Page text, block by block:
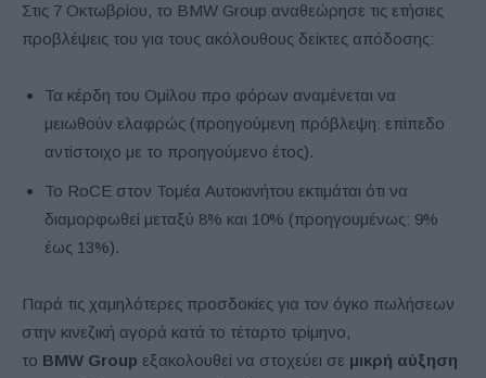
Στις 7 Οκτωβρίου, το BMW Group αναθεώρησε τις ετήσιες
προβλέψεις του για τους ακόλουθους δείκτες απόδοσης:
Τα κέρδη του Ομίλου προ φόρων αναμένεται να
μειωθούν ελαφρώς (προηγούμενη πρόβλεψη: επίπεδο
αντίστοιχο με το προηγούμενο έτος).
Το RoCE στον Τομέα Αυτοκινήτου εκτιμάται ότι να
διαμορφωθεί μεταξύ 8% και 10% (προηγουμένως: 9%
έως 13%).
Παρά τις χαμηλότερες προσδοκίες για τον όγκο πωλήσεων
στην κινεζική αγορά κατά το τέταρτο τρίμηνο,
το BMW Group εξακολουθεί να στοχεύει σε μικρή αύξηση